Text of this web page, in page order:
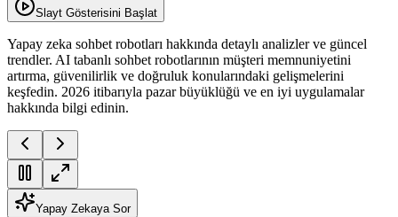
Slayt Gösterisini Başlat
Yapay zeka sohbet robotları hakkında detaylı analizler ve güncel
trendler. AI tabanlı sohbet robotlarının müşteri memnuniyetini
artırma, güvenilirlik ve doğruluk konularındaki gelişmelerini
keşfedin. 2026 itibarıyla pazar büyüklüğü ve en iyi uygulamalar
hakkında bilgi edinin.
Yapay Zekaya Sor